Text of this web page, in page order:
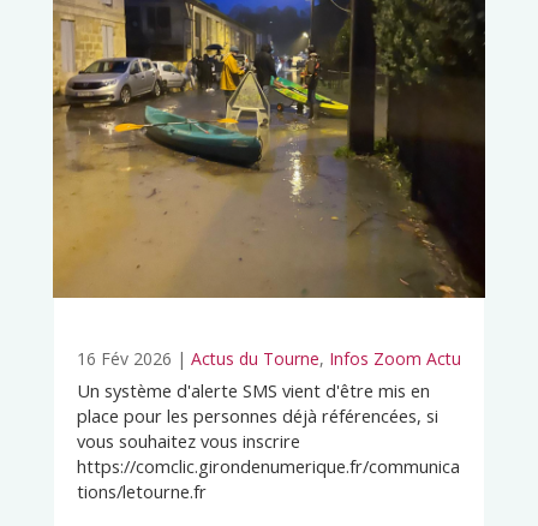
16 Fév 2026 | Actus du Tourne, Infos Zoom Actu
Un système d'alerte SMS vient d'être mis en
place pour les personnes déjà référencées, si
vous souhaitez vous inscrire
https://comclic.girondenumerique.fr/communica
tions/letourne.fr